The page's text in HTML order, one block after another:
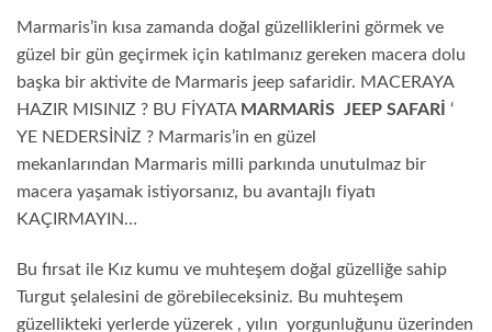
Marmaris’in kısa zamanda doğal güzelliklerini görmek ve
güzel bir gün geçirmek için katılmanız gereken macera dolu
başka bir aktivite de Marmaris jeep safaridir. MACERAYA
HAZIR MISINIZ ? BU FİYATA MARMARİS JEEP SAFARİ
‘
YE NEDERSİNİZ ? Marmaris’in en güzel
mekanlarından Marmaris milli parkında unutulmaz bir
macera yaşamak istiyorsanız, bu avantajlı fiyatı
KAÇIRMAYIN…
Bu fırsat ile Kız kumu ve muhteşem doğal güzelliğe sahip
Turgut şelalesini de görebileceksiniz. Bu muhteşem
güzellikteki yerlerde yüzerek , yılın yorgunluğunu üzerinden